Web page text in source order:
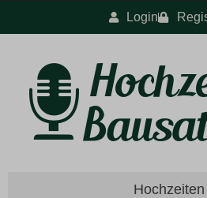
Login
Hochzeiten